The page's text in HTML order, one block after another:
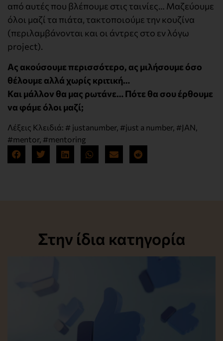
από αυτές που βλέπουμε στις ταινίες… Μαζεύουμε
όλοι μαζί τα πιάτα, τακτοποιούμε την κουζίνα
(περιλαμβάνονται και οι άντρες στο εν λόγω
project).
Ας ακούσουμε περισσότερο, ας μιλήσουμε όσο
θέλουμε αλλά χωρίς κριτική…
Και μάλλον θα μας ρωτάνε… Πότε θα σου έρθουμε
να φάμε όλοι μαζί;
Λέξεις Κλειδιά: # justanumber, #just a number, #JAN
#mentor, #mentoring
Στην ίδια κατηγορία